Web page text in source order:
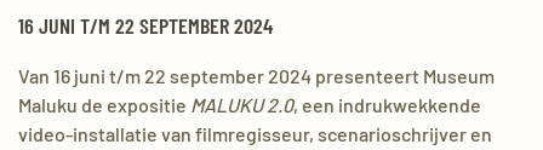
16 JUNI T/M 22 SEPTEMBER 2024
Van 16 juni t/m 22 september 2024 presenteert Museum
Maluku de expositie MALUKU 2.0, een indrukwekkende
video-installatie van filmregisseur, scenarioschrijver en